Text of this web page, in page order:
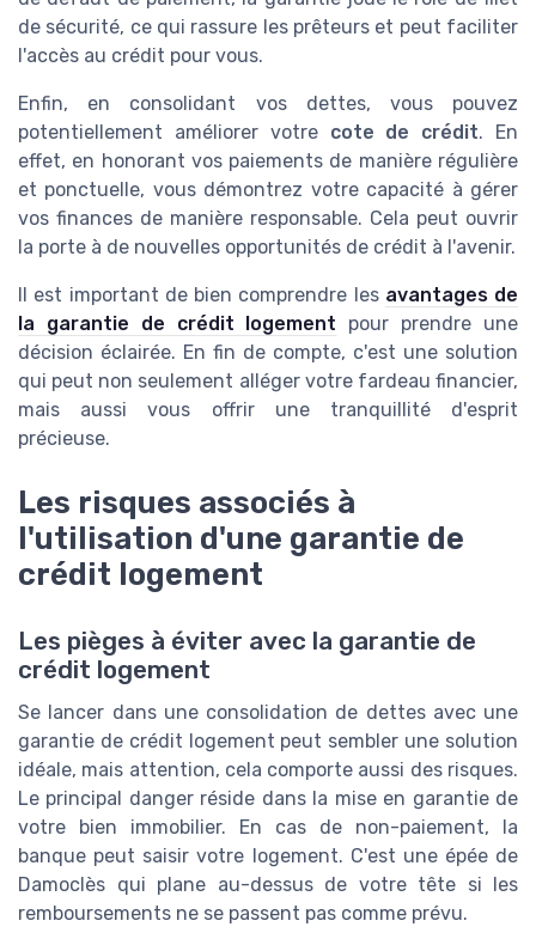
de sécurité, ce qui rassure les prêteurs et peut faciliter
l'accès au crédit pour vous.
Enfin, en consolidant vos dettes, vous pouvez
potentiellement améliorer votre cote de crédit. En
effet, en honorant vos paiements de manière régulière
et ponctuelle, vous démontrez votre capacité à gérer
vos finances de manière responsable. Cela peut ouvrir
la porte à de nouvelles opportunités de crédit à l'avenir.
Il est important de bien comprendre les avantages de
la garantie de crédit logement pour prendre une
décision éclairée. En fin de compte, c'est une solution
qui peut non seulement alléger votre fardeau financier,
mais aussi vous offrir une tranquillité d'esprit
précieuse.
Les risques associés à
l'utilisation d'une garantie de
crédit logement
Les pièges à éviter avec la garantie de
crédit logement
Se lancer dans une consolidation de dettes avec une
garantie de crédit logement peut sembler une solution
idéale, mais attention, cela comporte aussi des risques.
Le principal danger réside dans la mise en garantie de
votre bien immobilier. En cas de non-paiement, la
banque peut saisir votre logement. C'est une épée de
Damoclès qui plane au-dessus de votre tête si les
remboursements ne se passent pas comme prévu.